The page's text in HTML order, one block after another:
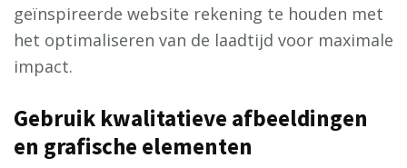
geïnspireerde website rekening te houden met
het optimaliseren van de laadtijd voor maximale
impact.
Gebruik kwalitatieve afbeeldingen
en grafische elementen